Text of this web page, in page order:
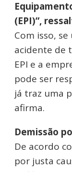
(EPI)”,
Com isso,
acidente de
EPI e a
pode ser
já traz uma
afirma.
Demissão
De acordo
por justa